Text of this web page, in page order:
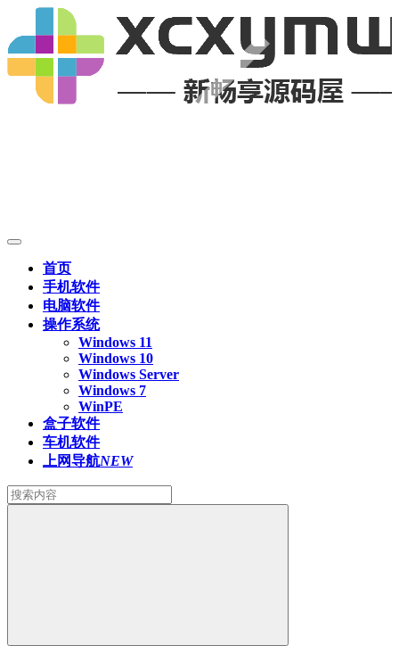
首页
手机软件
电脑软件
操作系统
Windows 11
Windows 10
Windows Server
Windows 7
WinPE
盒子软件
车机软件
上网导航NEW